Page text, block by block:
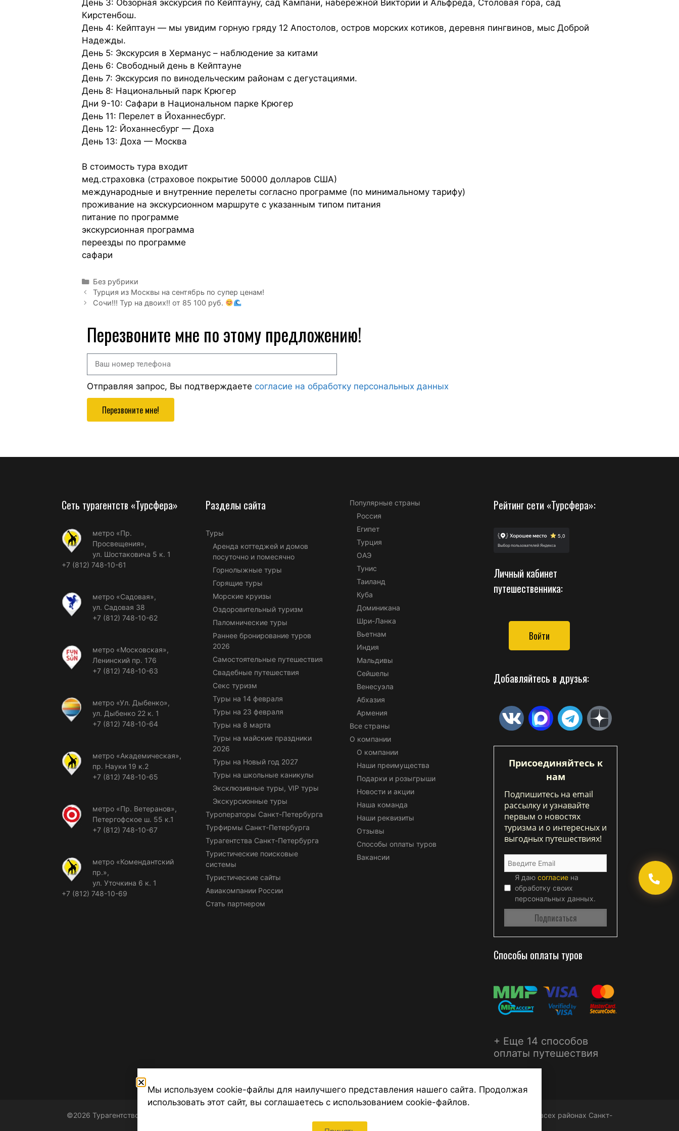
День 3: Обзорная экскурсия по Кейптауну, сад Кампани, набережной Виктории и Альфреда, Столовая гора, сад
Кирстенбош.
День 4: Кейптаун — мы увидим горную гряду 12 Апостолов, остров морских котиков, деревня пингвинов, мыс Доброй
Надежды.
День 5: Экскурсия в Херманус – наблюдение за китами
День 6: Свободный день в Кейптауне
День 7: Экскурсия по винодельческим районам с дегустациями.
День 8: Национальный парк Крюгер
Дни 9-10: Сафари в Национальном парке Крюгер
День 11: Перелет в Йоханнесбург.
День 12: Йоханнесбург — Доха
День 13: Доха — Москва
В стоимость тура входит
мед.страховка (страховое покрытие 50000 долларов США)
международные и внутренние перелеты согласно программе (по минимальному тарифу)
проживание на экскурсионном маршруте с указанным типом питания
питание по программе
экскурсионная программа
переезды по программе
сафари
Без рубрики
Турция из Москвы на сентябрь по супер ценам!
Сочи!!! Тур на двоих!! от 85 100 руб.
Перезвоните мне по этому предложению!
Отправляя запрос, Вы подтверждаете согласие на обработку персональных данных
Перезвоните мне!
Сеть турагентств «Турсфера»
метро «Пр.
Просвещения»,
ул. Шостаковича 5 к. 1
+7 (812) 748-10-61
метро «Садовая»,
ул. Садовая 38
+7 (812) 748-10-62
метро «Московская»,
Ленинский пр. 176
+7 (812) 748-10-63
метро «Ул. Дыбенко»,
ул. Дыбенко 22 к. 1
+7 (812) 748-10-64
метро «Академическая»,
пр. Науки 19 к.2
+7 (812) 748-10-65
метро «Пр. Ветеранов»,
Петергофское ш. 55 к.1
+7 (812) 748-10-67
метро «Комендантский
пр.»,
ул. Уточкина 6 к. 1
+7 (812) 748-10-69
Разделы сайта
Туры
Аренда коттеджей и домов
посуточно и помесячно
Горнолыжные туры
Горящие туры
Морские круизы
Оздоровительный туризм
Паломнические туры
Раннее бронирование туров
2026
Самостоятельные путешествия
Свадебные путешествия
Секс туризм
Туры на 14 февраля
Туры на 23 февраля
Туры на 8 марта
Туры на майские праздники
2026
Туры на Новый год 2027
Туры на школьные каникулы
Эксклюзивные туры, VIP туры
Экскурсионные туры
Туроператоры Санкт-Петербурга
Турфирмы Санкт-Петербурга
Турагентства Санкт-Петербурга
Туристические поисковые
системы
Туристические сайты
Авиакомпании России
Стать партнером
Популярные страны
Россия
Египет
Турция
ОАЭ
Тунис
Таиланд
Куба
Доминикана
Шри-Ланка
Вьетнам
Индия
Мальдивы
Сейшелы
Венесуэла
Абхазия
Армения
Все страны
О компании
О компании
Наши преимущества
Подарки и розыгрыши
Новости и акции
Наша команда
Наши реквизиты
Отзывы
Способы оплаты туров
Вакансии
Рейтинг сети «Турсфера»:
Личный кабинет
путешественника:
Войти
Добавляйтесь в друзья:
Присоединяйтесь к
нам
Подпишитесь на email
рассылку и узнавайте
первым о новостях
туризма и о интересных и
выгодных путешествиях!
Я даю согласие на
обработку своих
персональных данных.
Способы оплаты туров
+ Еще 14 способов
оплаты путешествия
©2026 Турагентство Турсфера - Поиск туров от надежных туроператоров, официальный сайт турфирмы ТУРСФЕРА - турагентства во всех районах Санкт-
Мы используем cookie-файлы для наилучшего представления нашего сайта. Продолжая
использовать этот сайт, вы соглашаетесь с использованием cookie-файлов.